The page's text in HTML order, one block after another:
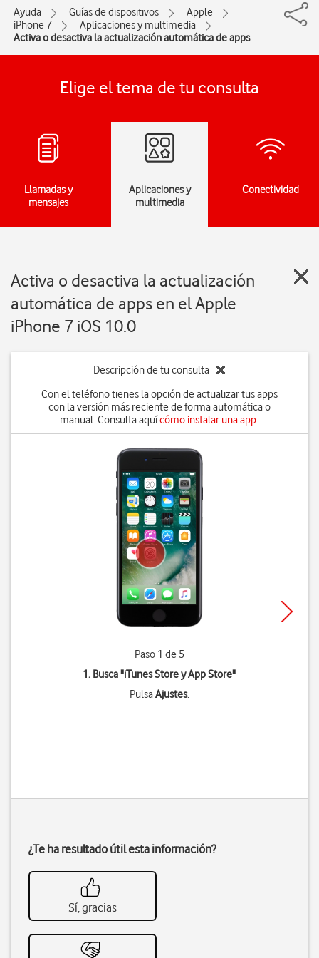
Ayuda Guías de dispositivos
Apple
iPhone 7
Aplicaciones y multimedia
Activa o desactiva la actualización automática de apps
Elige el tema de tu consulta
Llamadas y
mensajes
Aplicaciones y
multimedia
Conectividad
Activa o desactiva la actualización
automática de apps en el Apple
iPhone 7 iOS 10.0
Descripción de tu consulta
Con el teléfono tienes la opción de actualizar tus apps
con la versión más reciente de forma automática o
manual. Consulta aquícómo instalar una app.
Paso 1 de 5
1. Busca "iTunes Store y App Store"
PulsaAjustes.
¿Te ha resultado útil esta información?
Sí, gracias